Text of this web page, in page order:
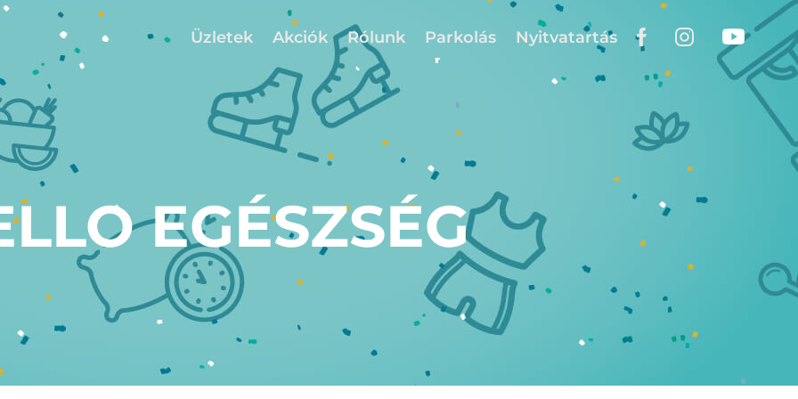
Üzletek Akciók Rólunk Parkolás Nyitvatartás
EGÉSZSÉG